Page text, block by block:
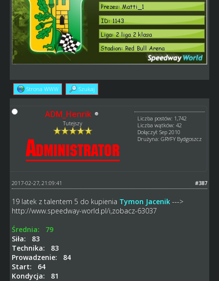
Strona WWW Szukaj
ADM_Henrik
Tutejszy
Liczba postów: 1,742
Liczba wątków: 42
Dołączył: Sep 2010
Drużyna: GRYFY Bydgoszcz
#387
2017-02-27, 21:09:41
19 latek z talentem 5 do kupienia Tymon Jacenik--->
http://www.speedway-world.pl/i,zobacz-63037
Średnia: 79
Siła: 83
Technika: 83
Prowadzenie: 84
Start: 64
Kondycja: 81